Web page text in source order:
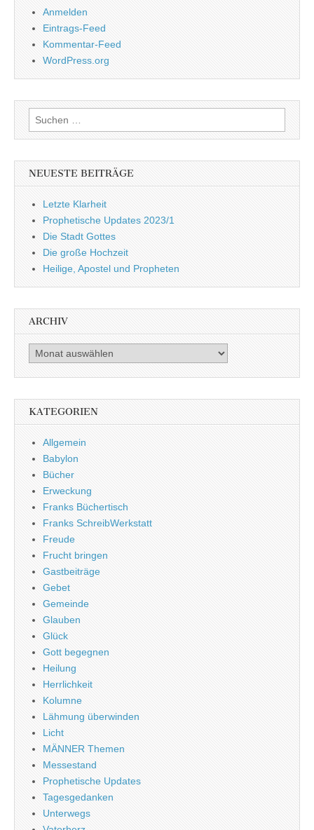
Anmelden
Eintrags-Feed
Kommentar-Feed
WordPress.org
Suchen
nach:
NEUESTE BEITRÄGE
Letzte Klarheit
Prophetische Updates 2023/1
Die Stadt Gottes
Die große Hochzeit
Heilige, Apostel und Propheten
ARCHIV
Archiv
KATEGORIEN
Allgemein
Babylon
Bücher
Erweckung
Franks Büchertisch
Franks SchreibWerkstatt
Freude
Frucht bringen
Gastbeiträge
Gebet
Gemeinde
Glauben
Glück
Gott begegnen
Heilung
Herrlichkeit
Kolumne
Lähmung überwinden
Licht
MÄNNER Themen
Messestand
Prophetische Updates
Tagesgedanken
Unterwegs